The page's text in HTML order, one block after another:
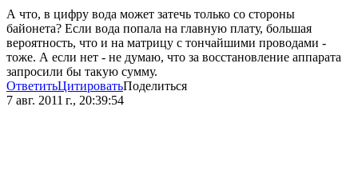
А что, в цифру вода может затечь только со стороны
байонета? Если вода попала на главную плату, большая
вероятность, что и на матрицу с тончайшими проводами -
тоже. А если нет - не думаю, что за восстановление аппарата
запросили бы такую сумму.
ОтветитьЦитироватьПоделиться
7 авг. 2011 г., 20:39:54